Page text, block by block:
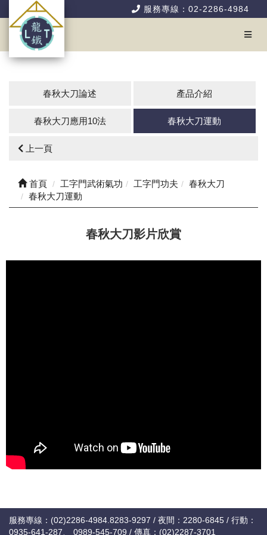
服務專線：02-2286-4984
春秋大刀論述 產品介紹
春秋大刀應用10法 春秋大刀運動
上一頁
首頁 工字門武術氣功 工字門功夫
春秋大刀
春秋大刀運動
春秋大刀影片欣賞
服務專線：(02)2286-4984.8283-9297 / 夜間：2280-6845 / 行動：
0935-641-287、 0989-545-709 / 傳真：(02)2287-3701